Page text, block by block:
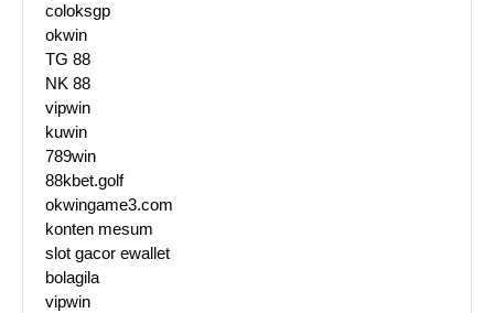
coloksgp
okwin
TG 88
NK 88
vipwin
kuwin
789win
88kbet.golf
okwingame3.com
konten mesum
slot gacor ewallet
bolagila
vipwin